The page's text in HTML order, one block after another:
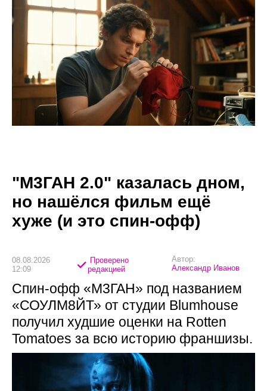
"М3ГАН 2.0" казалась дном,
но нашёлся фильм ещё
хуже (и это спин-офф)
08.08.2026
12:09
Проверено
редакцией
Автор:
Александр Иванов
Спин-офф «М3ГАН» под названием
«СОУЛМ8ЙТ» от студии Blumhouse
получил худшие оценки на Rotten
Tomatoes за всю историю франшизы.